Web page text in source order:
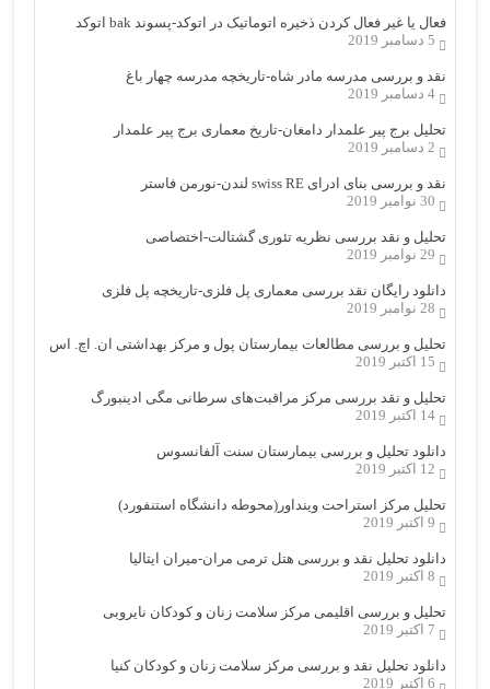
فعال یا غیر فعال کردن ذخیره اتوماتیک در اتوکد-پسوند bak اتوکد
5 دسامبر 2019
نقد و بررسی مدرسه مادر شاه-تاریخچه مدرسه چهار باغ
4 دسامبر 2019
تحلیل برج پیر علمدار دامغان-تاریخ معماری برج پیر علمدار
2 دسامبر 2019
نقد و بررسی بنای ادرای swiss RE لندن-نورمن فاستر
30 نوامبر 2019
تحلیل و نقد بررسی نظریه تئوری گشتالت-اختصاصی
29 نوامبر 2019
دانلود رایگان نقد بررسی معماری پل فلزی-تاریخچه پل فلزی
28 نوامبر 2019
تحلیل و بررسی مطالعات بیمارستان پول و مرکز بهداشتی ان. اچ. اس
15 اکتبر 2019
تحلیل و نقد بررسی مرکز مراقبت‌های سرطانی مگی ادینبورگ
14 اکتبر 2019
دانلود تحلیل و بررسی بیمارستان سنت آلفانسوس
12 اکتبر 2019
تحلیل مرکز استراحت وینداور(محوطه دانشگاه استنفورد)
9 اکتبر 2019
دانلود تحلیل نقد و بررسی هتل ترمی مران-میران ایتالیا
8 اکتبر 2019
تحلیل و بررسی اقلیمی مرکز سلامت زنان و کودکان نایروبی
7 اکتبر 2019
دانلود تحلیل نقد و بررسی مرکز سلامت زنان و کودکان کنیا
6 اکتبر 2019